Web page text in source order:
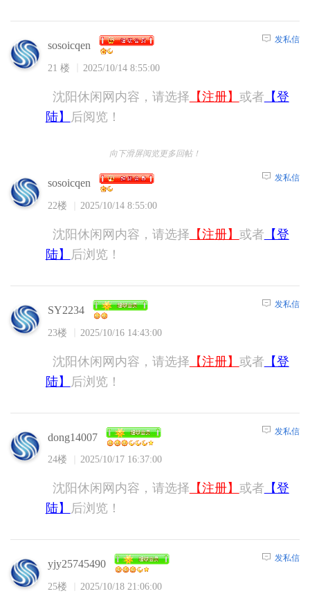
sosoicqen
21 楼 2025/10/14 8:55:00
发私信
沈阳休闲网内容，请选择 【注册】 或者 【登
陆】
后阅览！
向下滑屏阅览更多回帖！
sosoicqen
22楼 2025/10/14 8:55:00
发私信
沈阳休闲网内容，请选择 【注册】 或者 【登
陆】
后浏览！
SY2234
23楼 2025/10/16 14:43:00
发私信
沈阳休闲网内容，请选择 【注册】 或者 【登
陆】
后浏览！
dong14007
24楼 2025/10/17 16:37:00
发私信
沈阳休闲网内容，请选择 【注册】 或者 【登
陆】
后浏览！
yjy25745490
25楼 2025/10/18 21:06:00
发私信